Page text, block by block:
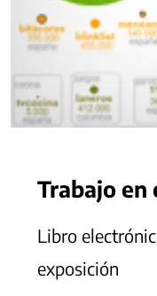
Trabajo en
Libro
exposición